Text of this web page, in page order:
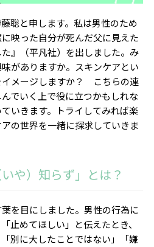
聡と申します。私は男性のため
映った自分が死んだ父に見えた
』（平凡社）を出しました。み
がありますか。スキンケアとい
イメージしますか？ こちらの連
でいく上で役に立つかもしれな
いきます。トライしてみれば楽
の世界を一緒に探求していきま
や）知らず」とは？
を目にしました。男性の行為に
止めてほしい」と伝えたとき、
別に大したことではない」「嫌